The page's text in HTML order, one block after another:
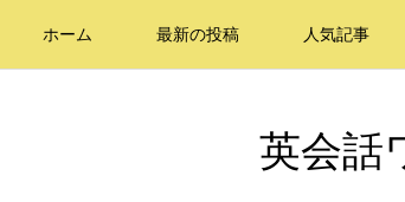
ホーム 最新の投稿 人気記事
英会話